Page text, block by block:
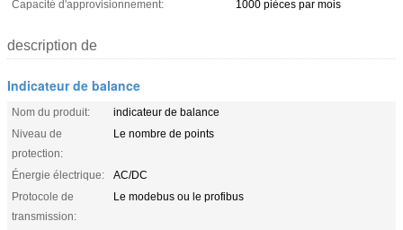
Capacité d'approvisionnement:
1000 pièces par mois
description de
Indicateur de balance
Nom du produit:
indicateur de balance
Niveau de
protection:
Le nombre de points
Énergie électrique:
AC/DC
Protocole de
transmission:
Le modebus ou le profibus